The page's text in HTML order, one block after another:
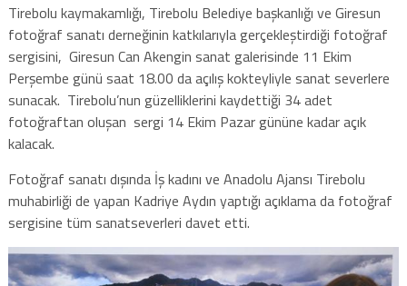
Tirebolu kaymakamlığı, Tirebolu Belediye başkanlığı ve Giresun
fotoğraf sanatı derneğinin katkılarıyla gerçekleştirdiği fotoğraf
sergisini, Giresun Can Akengin sanat galerisinde 11 Ekim
Perşembe günü saat 18.00 da açılış kokteyliyle sanat severlere
sunacak. Tirebolu’nun güzelliklerini kaydettiği 34 adet
fotoğraftan oluşan sergi 14 Ekim Pazar gününe kadar açık
kalacak.
Fotoğraf sanatı dışında İş kadını ve Anadolu Ajansı Tirebolu
muhabirliği de yapan Kadriye Aydın yaptığı açıklama da fotoğraf
sergisine tüm sanatseverleri davet etti.